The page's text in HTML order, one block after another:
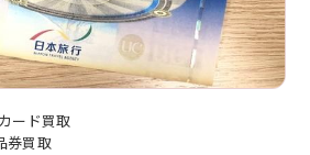
ード買取
券買取